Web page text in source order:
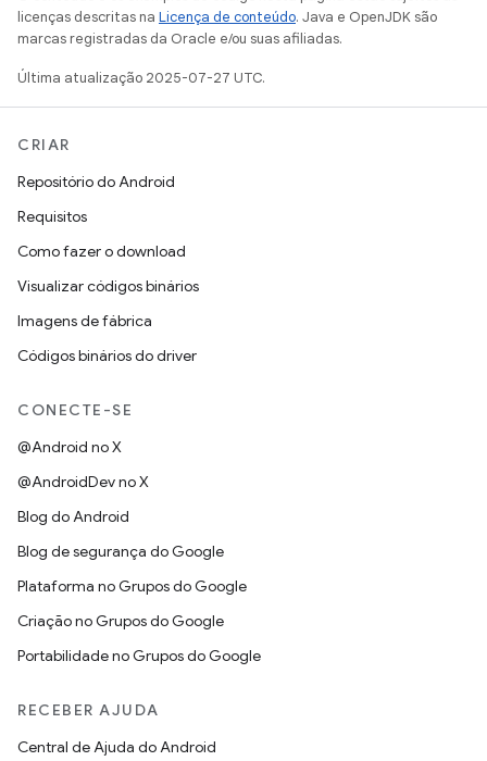
licenças descritas na Licença de conteúdo. Java e OpenJDK são
marcas registradas da Oracle e/ou suas afiliadas.
Última atualização 2025-07-27 UTC.
CRIAR
Repositório do Android
Requisitos
Como fazer o download
Visualizar códigos binários
Imagens de fábrica
Códigos binários do driver
CONECTE-SE
@Android no X
@AndroidDev no X
Blog do Android
Blog de segurança do Google
Plataforma no Grupos do Google
Criação no Grupos do Google
Portabilidade no Grupos do Google
RECEBER AJUDA
Central de Ajuda do Android